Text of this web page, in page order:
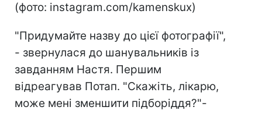
(фото: instagram.com/kamenskux)
"Придумайте назву до цієї фотографії",
- звернулася до шанувальників із
завданням Настя. Першим
відреагував Потап. "Скажіть, лікарю,
може мені зменшити підборіддя?"-